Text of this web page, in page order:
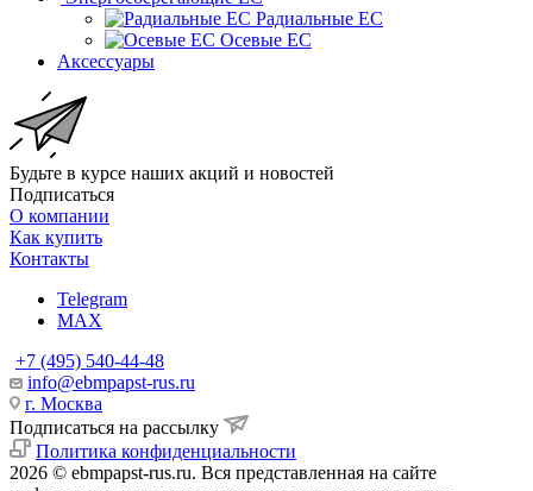
Радиальные EC
Осевые EC
Аксессуары
Будьте в курсе наших акций и новостей
Подписаться
О компании
Как купить
Контакты
Telegram
MAX
+7 (495) 540-44-48
info@ebmpapst-rus.ru
г. Москва
Подписаться на рассылку
Политика конфиденциальности
2026 © ebmpapst-rus.ru. Вся представленная на сайте